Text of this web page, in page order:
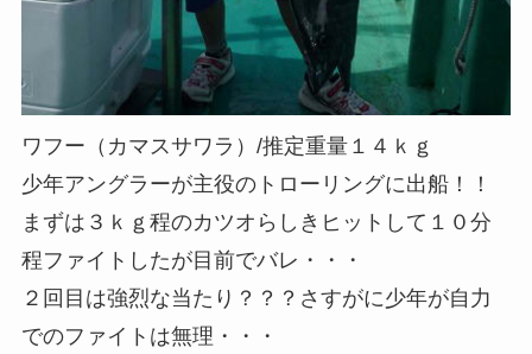
ワフー（カマスサワラ）/推定重量１４ｋｇ
少年アングラーが主役のトローリングに出船！！
まずは３ｋｇ程のカツオらしきヒットして１０分
程ファイトしたが目前でバレ・・・
２回目は強烈な当たり？？？さすがに少年が自力
でのファイトは無理・・・